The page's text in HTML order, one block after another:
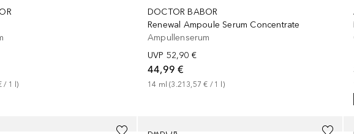
/ 1 l)
DOCTOR BABOR
Renewal Ampoule Serum Concentrate
Ampullenserum
UVP 52,90 €
44,99 €
14 ml (3.213,57 € / 1 l)